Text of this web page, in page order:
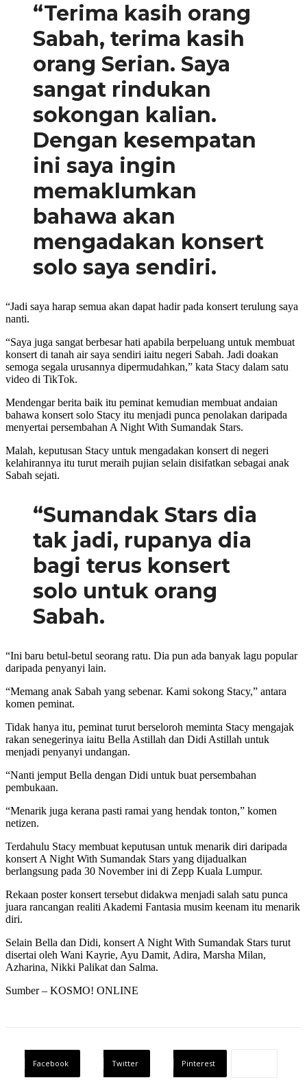
“Terima kasih orang
Sabah, terima kasih
orang Serian. Saya
sangat rindukan
sokongan kalian.
Dengan kesempatan
ini saya ingin
memaklumkan
bahawa akan
mengadakan konsert
solo saya sendiri.
“Jadi saya harap semua akan dapat hadir pada konsert terulung saya
nanti.
“Saya juga sangat berbesar hati apabila berpeluang untuk membuat
konsert di tanah air saya sendiri iaitu negeri Sabah. Jadi doakan
semoga segala urusannya dipermudahkan,” kata Stacy dalam satu
video di TikTok.
Mendengar berita baik itu peminat kemudian membuat andaian
bahawa konsert solo Stacy itu menjadi punca penolakan daripada
menyertai persembahan A Night With Sumandak Stars.
Malah, keputusan Stacy untuk mengadakan konsert di negeri
kelahirannya itu turut meraih pujian selain disifatkan sebagai anak
Sabah sejati.
“Sumandak Stars dia
tak jadi, rupanya dia
bagi terus konsert
solo untuk orang
Sabah.
“Ini baru betul-betul seorang ratu. Dia pun ada banyak lagu popular
daripada penyanyi lain.
“Memang anak Sabah yang sebenar. Kami sokong Stacy,” antara
komen peminat.
Tidak hanya itu, peminat turut berseloroh meminta Stacy mengajak
rakan senegerinya iaitu Bella Astillah dan Didi Astillah untuk
menjadi penyanyi undangan.
“Nanti jemput Bella dengan Didi untuk buat persembahan
pembukaan.
“Menarik juga kerana pasti ramai yang hendak tonton,” komen
netizen.
Terdahulu Stacy membuat keputusan untuk menarik diri daripada
konsert A Night With Sumandak Stars yang dijadualkan
berlangsung pada 30 November ini di Zepp Kuala Lumpur.
Rekaan poster konsert tersebut didakwa menjadi salah satu punca
juara rancangan realiti Akademi Fantasia musim keenam itu menarik
diri.
Selain Bella dan Didi, konsert A Night With Sumandak Stars turut
disertai oleh Wani Kayrie, Ayu Damit, Adira, Marsha Milan,
Azharina, Nikki Palikat dan Salma.
Sumber – KOSMO! ONLINE
Facebook Twitter Pinterest